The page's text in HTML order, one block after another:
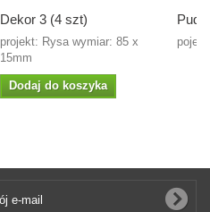
Dekor 3 (4 szt)
projekt: Rysa wymiar: 85 x
15mm
Dodaj do koszyka